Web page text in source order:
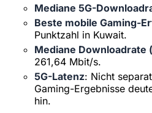
Mediane 5G-
Beste mobile Gaming-
Punktzahl in Kuwait.
Mediane Downloadrate
261,64 Mbit/s.
5G-Latenz: Nicht
Gaming-Ergebnisse
hin.